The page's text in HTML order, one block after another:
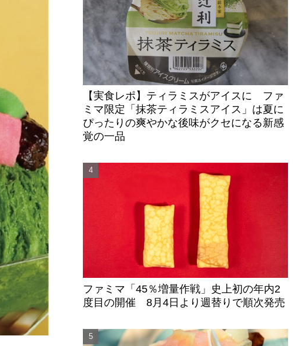
【実食レポ】ティラミスがアイスに ファ
ミマ限定「抹茶ティラミスアイス」は夏に
ぴったりの爽やかな後味がクセになる新感
覚の一品
ファミマ「45％増量作戦」史上初の年内2
度目の開催 8月4日より週替りで順次発売